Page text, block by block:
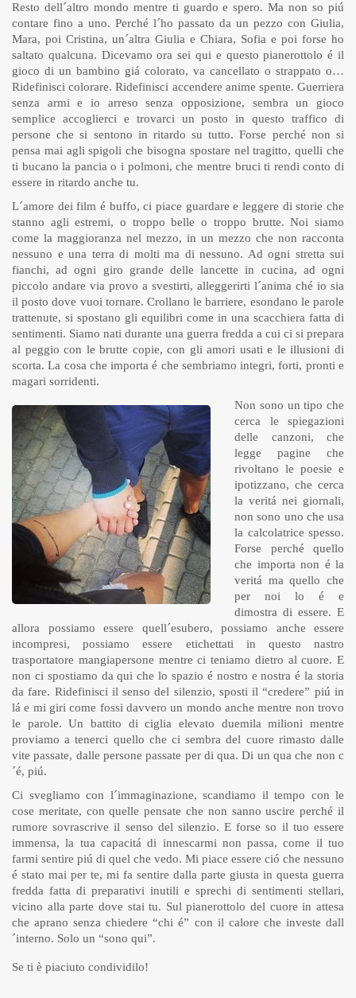
Resto dell´altro mondo mentre ti guardo e spero. Ma non so piú
contare fino a uno. Perché l´ho passato da un pezzo con Giulia,
Mara, poi Cristina, un´altra Giulia e Chiara, Sofia e poi forse ho
saltato qualcuna. Dicevamo ora sei qui e questo pianerottolo é il
gioco di un bambino giá colorato, va cancellato o strappato o…
Ridefinisci colorare. Ridefinisci accendere anime spente. Guerriera
senza armi e io arreso senza opposizione, sembra un gioco
semplice accoglierci e trovarci un posto in questo traffico di
persone che si sentono in ritardo su tutto. Forse perché non si
pensa mai agli spigoli che bisogna spostare nel tragitto, quelli che
ti bucano la pancia o i polmoni, che mentre bruci ti rendi conto di
essere in ritardo anche tu.
L´amore dei film é buffo, ci piace guardare e leggere di storie che
stanno agli estremi, o troppo belle o troppo brutte. Noi siamo
come la maggioranza nel mezzo, in un mezzo che non racconta
nessuno e una terra di molti ma di nessuno. Ad ogni stretta sui
fianchi, ad ogni giro grande delle lancette in cucina, ad ogni
piccolo andare via provo a svestirti, alleggerirti l´anima ché io sia
il posto dove vuoi tornare. Crollano le barriere, esondano le parole
trattenute, si spostano gli equilibri come in una scacchiera fatta di
sentimenti. Siamo nati durante una guerra fredda a cui ci si prepara
al peggio con le brutte copie, con gli amori usati e le illusioni di
scorta. La cosa che importa é che sembriamo integri, forti, pronti e
magari sorridenti.
Non sono un tipo che
cerca le spiegazioni
delle canzoni, che
legge pagine che
rivoltano le poesie e
ipotizzano, che cerca
la veritá nei giornali,
non sono uno che usa
la calcolatrice spesso.
Forse perché quello
che importa non é la
veritá ma quello che
per noi lo é e
dimostra di essere. E
allora possiamo essere quell´esubero, possiamo anche essere
incompresi, possiamo essere etichettati in questo nastro
trasportatore mangiapersone mentre ci teniamo dietro al cuore. E
non ci spostiamo da qui che lo spazio é nostro e nostra é la storia
da fare. Ridefinisci il senso del silenzio, sposti il “credere” piú in
lá e mi giri come fossi davvero un mondo anche mentre non trovo
le parole. Un battito di ciglia elevato duemila milioni mentre
proviamo a tenerci quello che ci sembra del cuore rimasto dalle
vite passate, dalle persone passate per di qua. Di un qua che non c
´é, piú.
Ci svegliamo con l´immaginazione, scandiamo il tempo con le
cose meritate, con quelle pensate che non sanno uscire perché il
rumore sovrascrive il senso del silenzio. E forse so il tuo essere
immensa, la tua capacitá di innescarmi non passa, come il tuo
farmi sentire piú di quel che vedo. Mi piace essere ció che nessuno
é stato mai per te, mi fa sentire dalla parte giusta in questa guerra
fredda fatta di preparativi inutili e sprechi di sentimenti stellari,
vicino alla parte dove stai tu. Sul pianerottolo del cuore in attesa
che aprano senza chiedere “chi é” con il calore che investe dall
´interno. Solo un “sono qui”.
Se ti è piaciuto condividilo!